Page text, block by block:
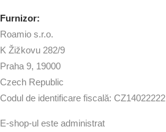
Furnizor:
Roamio s.r.o.
K Žižkovu 282/9
Praha 9, 19000
Czech Republic
Codul de identificare fiscală: CZ14022222
E-shop-ul este administrat